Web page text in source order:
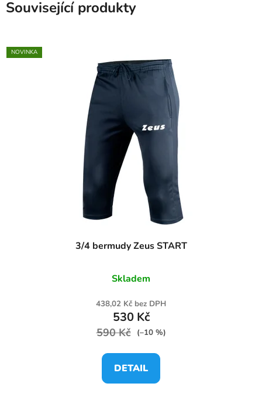
Související produkty
NOVINKA
3/4 bermudy Zeus START
Skladem
438,02 Kč bez DPH
530 Kč
590 Kč (–10 %)
DETAIL